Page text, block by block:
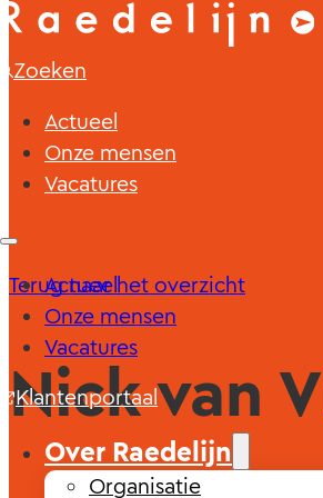
Zoeken
Actueel
Onze mensen
Vacatures
Actueel
Onze mensen
Vacatures
Klantenportaal
Over Raedelijn
Organisatie
Terug naar het overzicht
Nick van